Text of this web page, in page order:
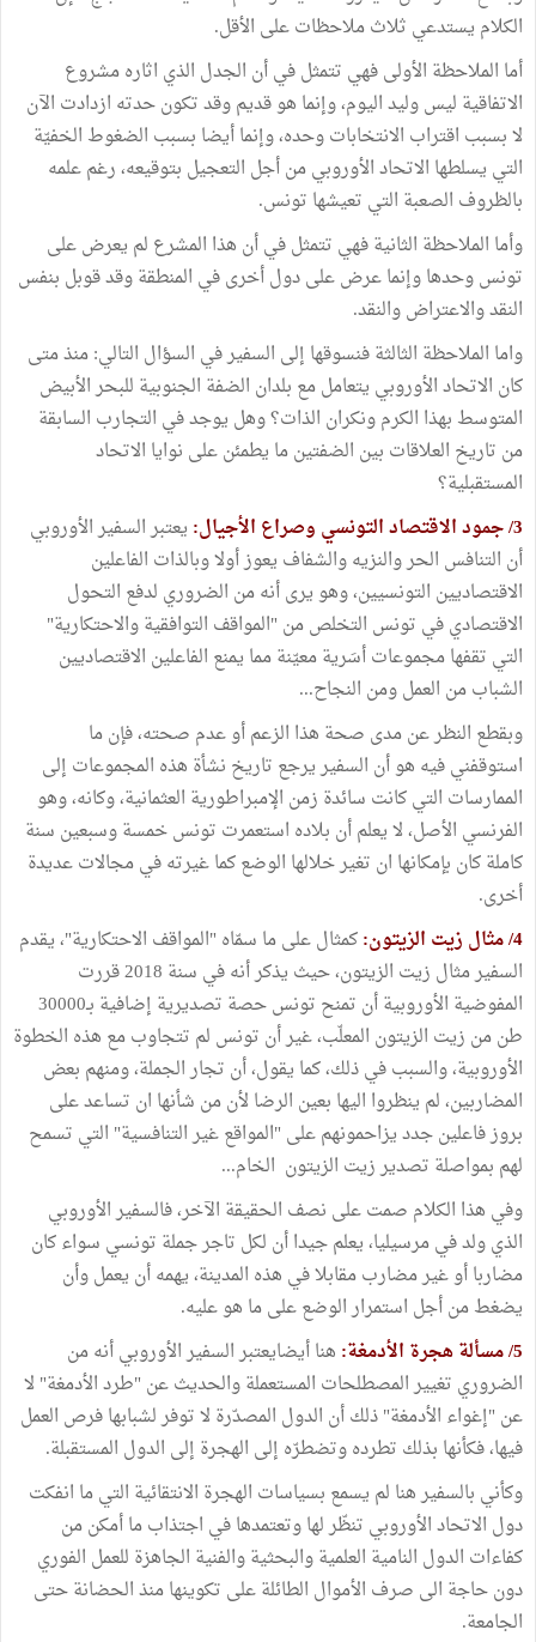
الكلام يستدعي ثلاث ملاحظات على الأقل.
أما الملاحظة الأولى فهي تتمثل في أن الجدل الذي اثاره مشروع
الاتفاقية ليس وليد اليوم، وإنما هو قديم وقد تكون حدته ازدادت الآن
لا بسبب اقتراب الانتخابات وحده، وإنما أيضا بسبب الضغوط الخفيّة
التي يسلطها الاتحاد الأوروبي من أجل التعجيل بتوقيعه، رغم علمه
بالظروف الصعبة التي تعيشها تونس.
وأما الملاحظة الثانية فهي تتمثل في أن هذا المشرع لم يعرض على
تونس وحدها وإنما عرض على دول أخرى في المنطقة وقد قوبل بنفس
النقد والاعتراض والنقد.
واما الملاحظة الثالثة فنسوقها إلى السفير في السؤال التالي: منذ متى
كان الاتحاد الأوروبي يتعامل مع بلدان الضفة الجنوبية للبحر الأبيض
المتوسط بهذا الكرم ونكران الذات؟ وهل يوجد في التجارب السابقة
من تاريخ العلاقات بين الضفتين ما يطمئن على نوايا الاتحاد
المستقبلية؟
3/ جمود الاقتصاد التونسي وصراع الأجيال:
يعتبر السفير الأوروبي
أن التنافس الحر والنزيه والشفاف يعوز أولا وبالذات الفاعلين
الاقتصاديين التونسيين، وهو يرى أنه من الضروري لدفع التحول
الاقتصادي في تونس التخلص من "المواقف التوافقية والاحتكارية"
التي تقفها مجموعات أسَرية معيّنة مما يمنع الفاعلين الاقتصاديين
الشباب من العمل ومن النجاح...
وبقطع النظر عن مدى صحة هذا الزعم أو عدم صحته، فإن ما
استوقفني فيه هو أن السفير يرجع تاريخ نشأة هذه المجموعات إلى
الممارسات التي كانت سائدة زمن الإمبراطورية العثمانية، وكانه، وهو
الفرنسي الأصل، لا يعلم أن بلاده استعمرت تونس خمسة وسبعين سنة
كاملة كان بإمكانها ان تغير خلالها الوضع كما غيرته في مجالات عديدة
أخرى.
4/ مثال زيت الزيتون:
كمثال على ما سمّاه "المواقف الاحتكارية"، يقدم
السفير مثال زيت الزيتون، حيث يذكر أنه في سنة 2018 قررت
المفوضية الأوروبية أن تمنح تونس حصة تصديرية إضافية بـ30000
طن من زيت الزيتون المعلّب، غير أن تونس لم تتجاوب مع هذه الخطوة
الأوروبية، والسبب في ذلك، كما يقول، أن تجار الجملة، ومنهم بعض
المضاربين، لم ينظروا اليها بعين الرضا لأن من شأنها ان تساعد على
بروز فاعلين جدد يزاحمونهم على "المواقع غير التنافسية" التي تسمح
لهم بمواصلة تصدير زيت الزيتون الخام...
وفي هذا الكلام صمت على نصف الحقيقة الآخر، فالسفير الأوروبي
الذي ولد في مرسيليا، يعلم جيدا أن لكل تاجر جملة تونسي سواء كان
مضاربا أو غير مضارب مقابلا في هذه المدينة، يهمه أن يعمل وأن
يضغط من أجل استمرار الوضع على ما هو عليه.
5/ مسألة هجرة الأدمغة:
هنا أيضايعتبر السفير الأوروبي أنه من
الضروري تغيير المصطلحات المستعملة والحديث عن "طرد الأدمغة" لا
عن "إغواء الأدمغة" ذلك أن الدول المصدّرة لا توفر لشبابها فرص العمل
فيها، فكأنها بذلك تطرده وتضطرّه إلى الهجرة إلى الدول المستقبلة.
وكأني بالسفير هنا لم يسمع بسياسات الهجرة الانتقائية التي ما انفكت
دول الاتحاد الأوروبي تنظّر لها وتعتمدها في اجتذاب ما أمكن من
كفاءات الدول النامية العلمية والبحثية والفنية الجاهزة للعمل الفوري
دون حاجة الى صرف الأموال الطائلة على تكوينها منذ الحضانة حتى
الجامعة.